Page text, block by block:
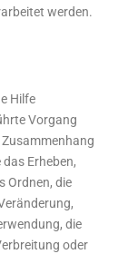
werden.
Hilfe
Vorgang
Erheben,
Ordnen, die
die
oder